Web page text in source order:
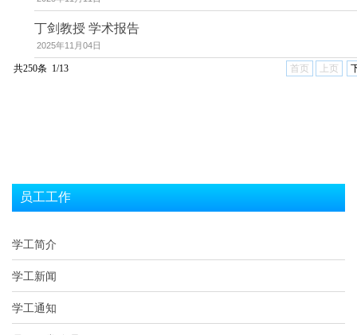
丁剑教授 学术报告
2025年11月04日
共250条 1/13 首页 上页
员工工作
学工简介
学工新闻
学工通知